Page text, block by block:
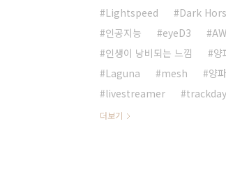
Lightspeed Dark
인공지능
eyeD3
인생이 낭비되는 느낌
양
Laguna
mesh 양
livestreamer
trackday
더보기